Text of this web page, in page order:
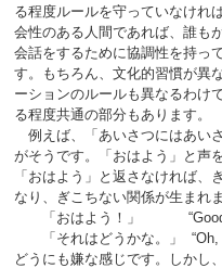
る程度ルールを守っていなけれ
会性のある人間であれば、誰も
会話をするために協調性を持っ
す。もちろん、文化的習慣が異
ーションのルールも異なるわけ
る程度共通の部分もあります。
例えば、「あいさつにはあい
がそうです。「おはよう」と声
「おはよう」と返さなければ、
なり、ぎこちない関係が生まれま
「おはよう！」 “Good
「それはどうかな。」 “Oh, I
どうにも嫌な感じです。しかし